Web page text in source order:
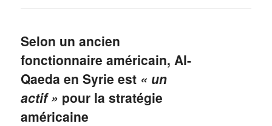
Selon un ancien
fonctionnaire américain, Al-
Qaeda en Syrie est « un
actif » pour la stratégie
américaine